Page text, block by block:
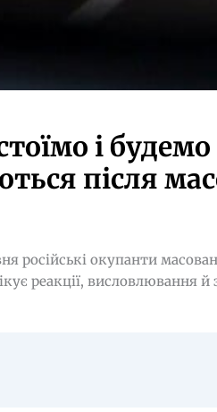
і
після
російські окупанти
реакції, висловлювання